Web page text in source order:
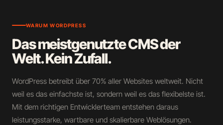
WARUM WORDPRESS
Das meistgenutzte CMS der
Welt. Kein Zufall.
WordPress betreibt über 70% aller Websites weltweit. Nicht
weil es das einfachste ist, sondern weil es das flexibelste ist.
Mit dem richtigen Entwicklerteam entstehen daraus
leistungsstarke, wartbare und skalierbare Weblösungen.